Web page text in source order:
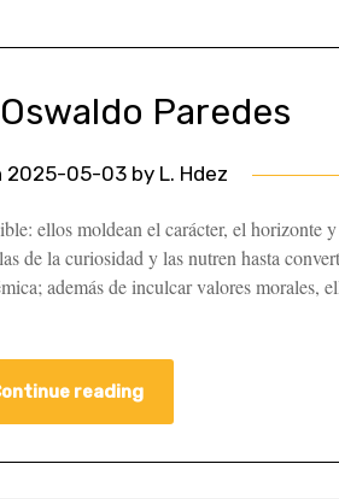
Paredes
2025-05-03 by L. Hdez
ellos moldean el carácter, el horizonte
de la curiosidad y las nutren hasta
además de inculcar valores morales,
reading